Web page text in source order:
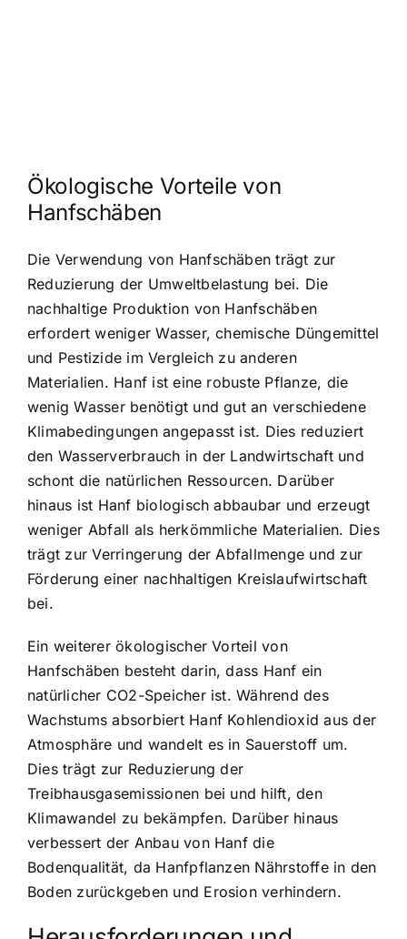
Ökologische Vorteile von
Hanfschäben
Die Verwendung von Hanfschäben trägt zur
Reduzierung der Umweltbelastung bei. Die
nachhaltige Produktion von Hanfschäben
erfordert weniger Wasser, chemische Düngemittel
und Pestizide im Vergleich zu anderen
Materialien. Hanf ist eine robuste Pflanze, die
wenig Wasser benötigt und gut an verschiedene
Klimabedingungen angepasst ist. Dies reduziert
den Wasserverbrauch in der Landwirtschaft und
schont die natürlichen Ressourcen. Darüber
hinaus ist Hanf biologisch abbaubar und erzeugt
weniger Abfall als herkömmliche Materialien. Dies
trägt zur Verringerung der Abfallmenge und zur
Förderung einer nachhaltigen Kreislaufwirtschaft
bei.
Ein weiterer ökologischer Vorteil von
Hanfschäben besteht darin, dass Hanf ein
natürlicher CO2-Speicher ist. Während des
Wachstums absorbiert Hanf Kohlendioxid aus der
Atmosphäre und wandelt es in Sauerstoff um.
Dies trägt zur Reduzierung der
Treibhausgasemissionen bei und hilft, den
Klimawandel zu bekämpfen. Darüber hinaus
verbessert der Anbau von Hanf die
Bodenqualität, da Hanfpflanzen Nährstoffe in den
Boden zurückgeben und Erosion verhindern.